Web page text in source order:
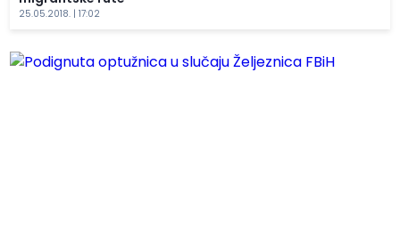
25.05.2018. | 17:02